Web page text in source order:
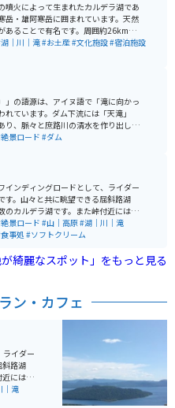
噴火によって生まれたカルデラ湖であ
岳・雄阿寒岳に囲まれています。天然
あることで有名です。周囲約26km、
湖を一周するには遊覧船で1時間弱か
光地として知られています。全域が
園」に含まれ、道東を代表する観光地
ホテルやお土産屋、飲食店、コンビニ
滞在するにも良い場所です。
｜川｜滝#お土産#文化施設#宿泊施設
」の語源は、アイヌ語で「滝に向かっ
れています。ダム下流には「天滝」
り、脈々と庶路川の清水を作り出して
作られた重力式コンクリートダムであ
景ロード #ダム
インディングロードとして、ライダー
す。山々と共に眺望できる屈斜路湖
のカルデラ湖です。また峠付近には、
ヘアピンカーブの場所もあり、直線だ
しむ事もできます。辿り着いた峠から
景ロード #山｜高原#湖｜川｜滝
事処 #ソフトクリーム
が綺麗なスポット」をもっと見る
ン・カフェ
ライダー
斜路湖
近には、
直線だ
峠から
｜滝